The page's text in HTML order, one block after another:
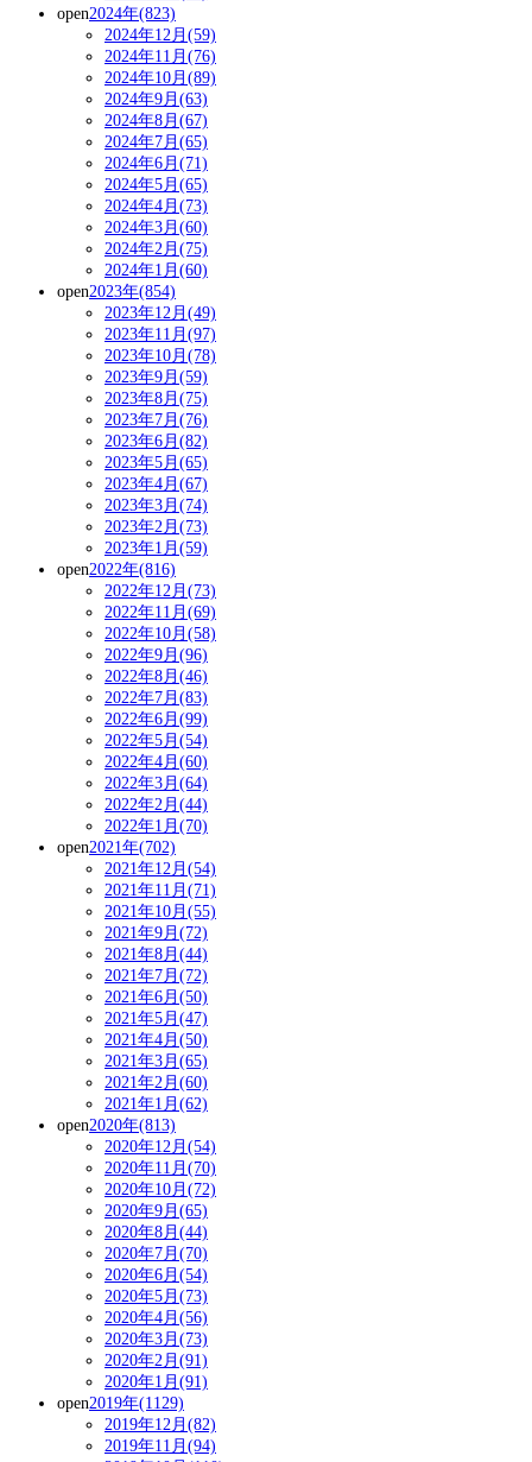
open2024年(823)
2024年12月(59)
2024年11月(76)
2024年10月(89)
2024年9月(63)
2024年8月(67)
2024年7月(65)
2024年6月(71)
2024年5月(65)
2024年4月(73)
2024年3月(60)
2024年2月(75)
2024年1月(60)
open2023年(854)
2023年12月(49)
2023年11月(97)
2023年10月(78)
2023年9月(59)
2023年8月(75)
2023年7月(76)
2023年6月(82)
2023年5月(65)
2023年4月(67)
2023年3月(74)
2023年2月(73)
2023年1月(59)
open2022年(816)
2022年12月(73)
2022年11月(69)
2022年10月(58)
2022年9月(96)
2022年8月(46)
2022年7月(83)
2022年6月(99)
2022年5月(54)
2022年4月(60)
2022年3月(64)
2022年2月(44)
2022年1月(70)
open2021年(702)
2021年12月(54)
2021年11月(71)
2021年10月(55)
2021年9月(72)
2021年8月(44)
2021年7月(72)
2021年6月(50)
2021年5月(47)
2021年4月(50)
2021年3月(65)
2021年2月(60)
2021年1月(62)
open2020年(813)
2020年12月(54)
2020年11月(70)
2020年10月(72)
2020年9月(65)
2020年8月(44)
2020年7月(70)
2020年6月(54)
2020年5月(73)
2020年4月(56)
2020年3月(73)
2020年2月(91)
2020年1月(91)
open2019年(1129)
2019年12月(82)
2019年11月(94)